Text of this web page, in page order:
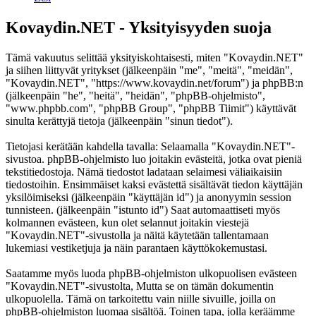
Kovaydin.NET - Yksityisyyden suoja
Tämä vakuutus selittää yksityiskohtaisesti, miten "Kovaydin.NET"
ja siihen liittyvät yritykset (jälkeenpäin "me", "meitä", "meidän",
"Kovaydin.NET", "https://www.kovaydin.net/forum") ja phpBB:n
(jälkeenpäin "he", "heitä", "heidän", "phpBB-ohjelmisto",
"www.phpbb.com", "phpBB Group", "phpBB Tiimit") käyttävät
sinulta kerättyjä tietoja (jälkeenpäin "sinun tiedot").
Tietojasi kerätään kahdella tavalla: Selaamalla "Kovaydin.NET"-
sivustoa. phpBB-ohjelmisto luo joitakin evästeitä, jotka ovat pieniä
tekstitiedostoja. Nämä tiedostot ladataan selaimesi väliaikaisiin
tiedostoihin. Ensimmäiset kaksi evästettä sisältävät tiedon käyttäjän
yksilöimiseksi (jälkeenpäin "käyttäjän id") ja anonyymin session
tunnisteen. (jälkeenpäin "istunto id") Saat automaattiseti myös
kolmannen evästeen, kun olet selannut joitakin viestejä
"Kovaydin.NET"-sivustolla ja näitä käytetään tallentamaan
lukemiasi vestiketjuja ja näin parantaen käyttökokemustasi.
Saatamme myös luoda phpBB-ohjelmiston ulkopuolisen evästeen
"Kovaydin.NET"-sivustolta, Mutta se on tämän dokumentin
ulkopuolella. Tämä on tarkoitettu vain niille sivuille, joilla on
phpBB-ohjelmiston luomaa sisältöä. Toinen tapa, jolla keräämme